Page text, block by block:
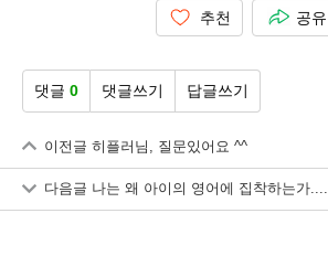
추천 공유
댓글 0 댓글쓰기 답글쓰기
이전글 히플러님, 질문있어요 ^^
다음글 나는 왜 아이의 영어에 집착하는가....